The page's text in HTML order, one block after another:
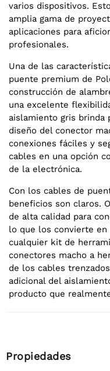
varios dispositivos.
amplia gama de
aplicaciones para
profesionales.
Una de las
puente premium de
construcción de
una excelente
aislamiento gris brinda
diseño del conector
conexiones fáciles y
cables en una opción
de la electrónica.
Con los cables de
beneficios son claros.
de alta calidad para
lo que los convierte en
cualquier kit de
conectores macho a
de los cables
adicional del
producto que
Propiedades